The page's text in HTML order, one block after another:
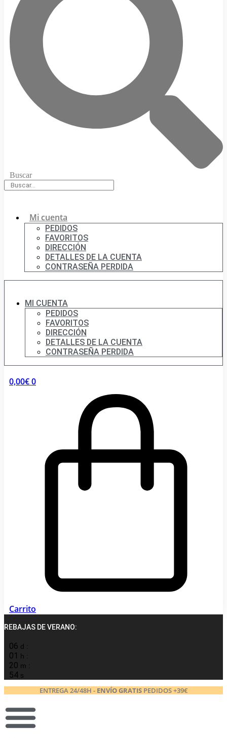
Buscar
Mi cuenta
PEDIDOS
FAVORITOS
DIRECCIÓN
DETALLES DE LA CUENTA
CONTRASEÑA PERDIDA
MI CUENTA
PEDIDOS
FAVORITOS
DIRECCIÓN
DETALLES DE LA CUENTA
CONTRASEÑA PERDIDA
0,00€0
Carrito
REBAJAS DE VERANO:
06 d :
01 h :
20 m :
53 s
ENTREGA 24/48H - ENVÍO GRATISPEDIDOS +39€